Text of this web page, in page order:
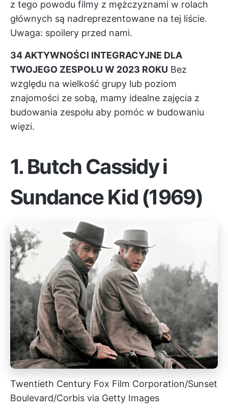
z tego powodu filmy z mężczyznami w rolach
głównych są nadreprezentowane na tej liście.
Uwaga: spoilery przed nami.
34 AKTYWNOŚCI INTEGRACYJNE DLA
TWOJEGO ZESPOŁU W 2023 ROKU Bez
względu na wielkość grupy lub poziom
znajomości ze sobą, mamy idealne zajęcia z
budowania zespołu aby pomóc w budowaniu
więzi.
1.Butch Cassidy i
Sundance Kid (1969)
Twentieth Century Fox Film Corporation/Sunset
Boulevard/Corbis via Getty Images